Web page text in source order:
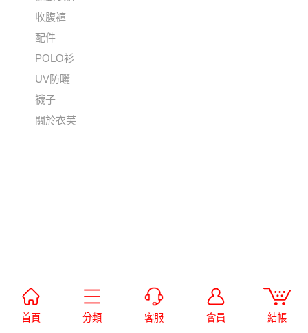
首頁 分類 客服 會員 結帳
收腹褲
配件
POLO衫
UV防曬
襪子
關於衣芙